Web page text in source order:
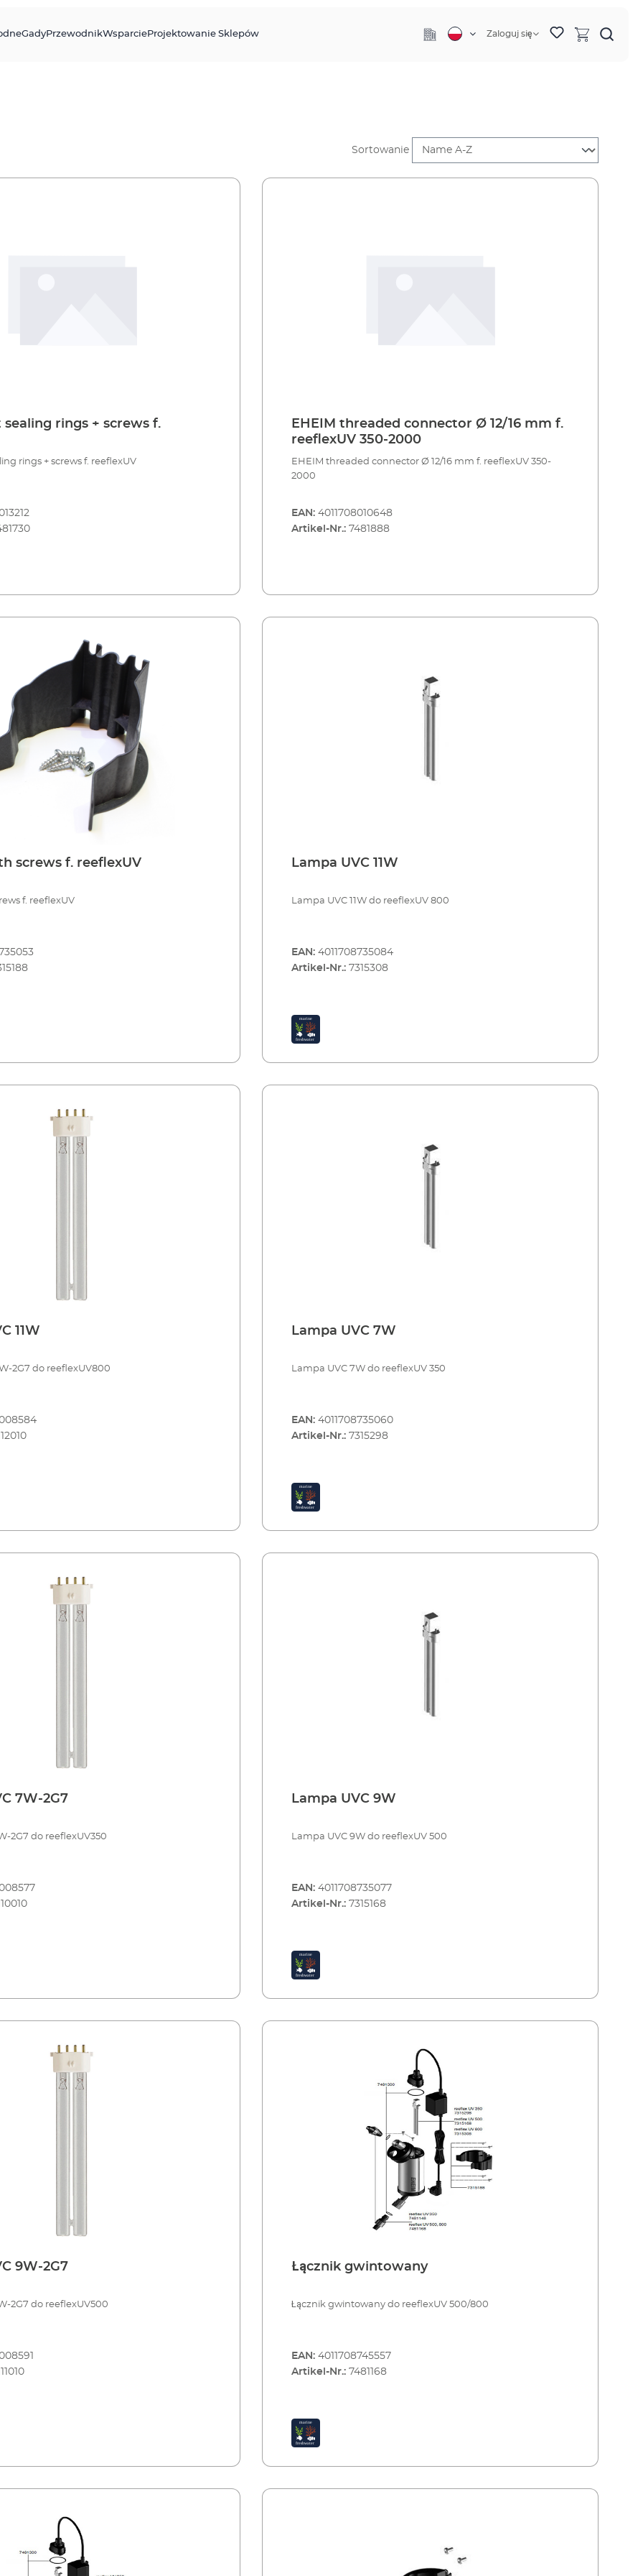
GadyPrzewodnikWsparcieProjektowanie Sklepów Zaloguj się
Sortowanie
sealing rings + screws f.
rings + screws f. reeflexUV
EHEIM threaded connector Ø 12/16 mm f.
reeflexUV 350-2000
EHEIM threaded connector Ø 12/16 mm f. reeflexUV 350-
2000
EAN: 4011708010648
Artikel-Nr.: 7481888
screws f. reeflexUV
f. reeflexUV
Lampa UVC 11W
Lampa UVC 11W do reeflexUV 800
EAN: 4011708735084
Artikel-Nr.: 7315308
11W
2G7 do reeflexUV800
Lampa UVC 7W
Lampa UVC 7W do reeflexUV 350
EAN: 4011708735060
Artikel-Nr.: 7315298
7W-2G7
2G7 do reeflexUV350
Lampa UVC 9W
Lampa UVC 9W do reeflexUV 500
EAN: 4011708735077
Artikel-Nr.: 7315168
9W-2G7
2G7 do reeflexUV500
Łącznik gwintowany
Łącznik gwintowany do reeflexUV 500/800
EAN: 4011708745557
Artikel-Nr.: 7481168